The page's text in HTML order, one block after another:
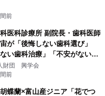
前
医科診療所 副院長・歯科医師
が「後悔しない歯科選び」
ない歯科治療」「不安がない治
をテーマに専門監修
財団 興学会
前
蝶蘭×富山産ジニア「花でつ